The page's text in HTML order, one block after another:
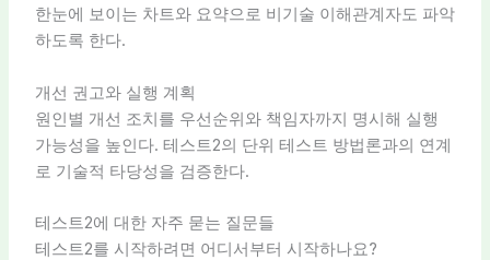
한눈에 보이는 차트와 요약으로 비기술 이해관계자도 파악
하도록 한다.
개선 권고와 실행 계획
원인별 개선 조치를 우선순위와 책임자까지 명시해 실행
가능성을 높인다. 테스트2의 단위 테스트 방법론과의 연계
로 기술적 타당성을 검증한다.
테스트2에 대한 자주 묻는 질문들
테스트2를 시작하려면 어디서부터 시작하나요?